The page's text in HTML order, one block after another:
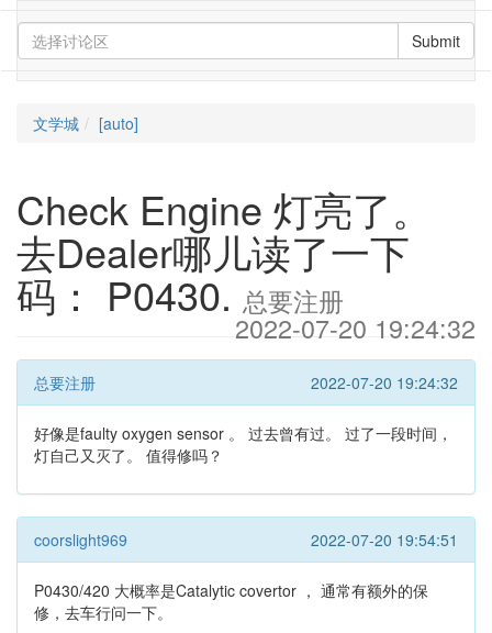
Submit
文学城 [auto]
Check Engine 灯亮了。
去Dealer哪儿读了一下
码： P0430. 总要注册
2022-07-20 19:24:32
总要注册 2022-07-20 19:24:32
好像是faulty oxygen sensor 。 过去曾有过。 过了一段时间，
灯自己又灭了。 值得修吗？
coorslight969 2022-07-20 19:54:51
P0430/420 大概率是Catalytic covertor ， 通常有额外的保
修，去车行问一下。